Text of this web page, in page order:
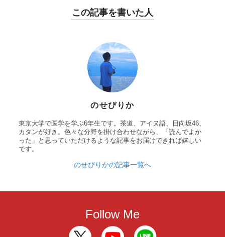
この記事を書いた人
のせぴりか
東京大学で医学を学ぶ6年生です。茶道、アイヌ語、日向坂46、
カタンが好き。色々な分野を掛け合わせながら、「読んでよか
った」と思っていただけるような記事をお届けできれば嬉しい
です。
のせぴりかの記事一覧へ
Follow Me